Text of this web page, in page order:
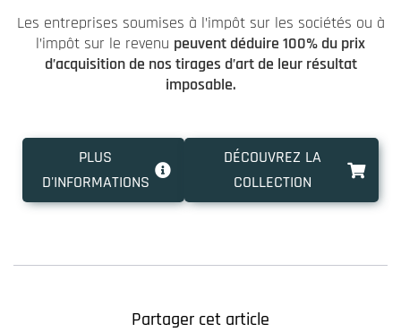
Les entreprises soumises à l’impôt sur les sociétés ou à
l’impôt sur le revenu peuvent déduire 100% du prix
d’acquisition de nos tirages d’art de leur résultat
imposable.
PLUS
D'INFORMATIONS
DÉCOUVREZ LA
COLLECTION
Partager cet article